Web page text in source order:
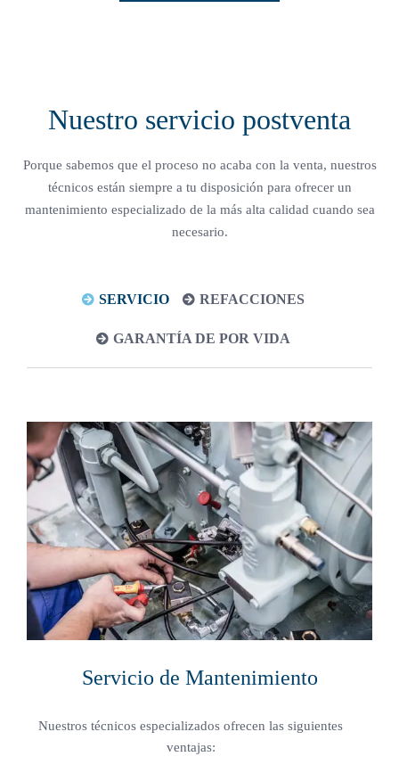
Nuestro servicio postventa
Porque sabemos que el proceso no acaba con la venta, nuestros
técnicos están siempre a tu disposición para ofrecer un
mantenimiento especializado de la más alta calidad cuando sea
necesario.
SERVICIO REFACCIONES
GARANTÍA DE POR VIDA
Servicio de Mantenimiento
Nuestros técnicos especializados ofrecen las siguientes
ventajas: